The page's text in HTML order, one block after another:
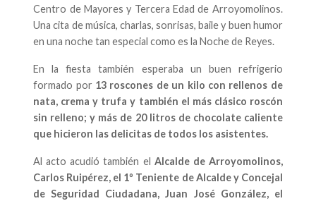
Centro de Mayores y Tercera Edad de Arroyomolinos.
Una cita de música, charlas, sonrisas, baile y buen humor
en una noche tan especial como es la Noche de Reyes.
En la fiesta también esperaba un buen refrigerio
formado por 13 roscones de un kilo con rellenos de
nata, crema y trufa y también el más clásico roscón
sin relleno; y más de 20 litros de chocolate caliente
que hicieron las delicitas de todos los asistentes.
Al acto acudió también el Alcalde de Arroyomolinos,
Carlos Ruipérez, el 1º Teniente de Alcalde y Concejal
de Seguridad Ciudadana, Juan José González, el